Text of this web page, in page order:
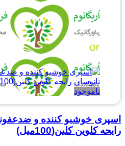
ناموجود
اسپری خوشبو کننده و
رایحه کلوین کلین(100میل)